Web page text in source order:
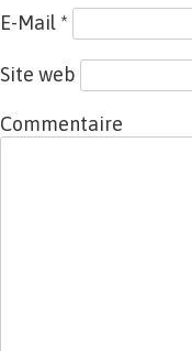
E-Mail *
Site web
Commentaire